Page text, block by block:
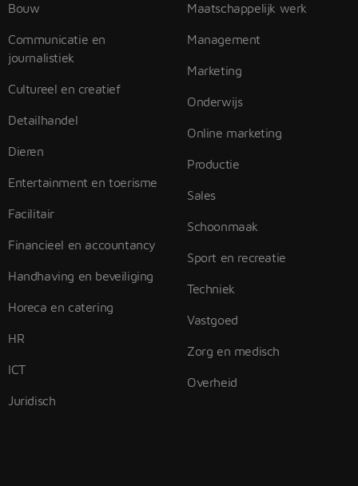
Bouw
Communicatie en
journalistiek
Cultureel en creatief
Detailhandel
Dieren
Entertainment en toerisme
Facilitair
Financieel en accountancy
Handhaving en beveiliging
Horeca en catering
HR
ICT
Juridisch
Maatschappelijk werk
Management
Marketing
Onderwijs
Online marketing
Productie
Sales
Schoonmaak
Sport en recreatie
Techniek
Vastgoed
Zorg en medisch
Overheid